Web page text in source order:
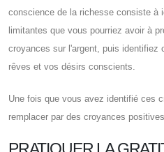
conscience de la richesse consiste à
limitantes que vous pourriez avoir à
croyances sur l'argent, puis identifiez
rêves et vos désirs conscients.
Une fois que vous avez identifié ces
remplacer par des croyances